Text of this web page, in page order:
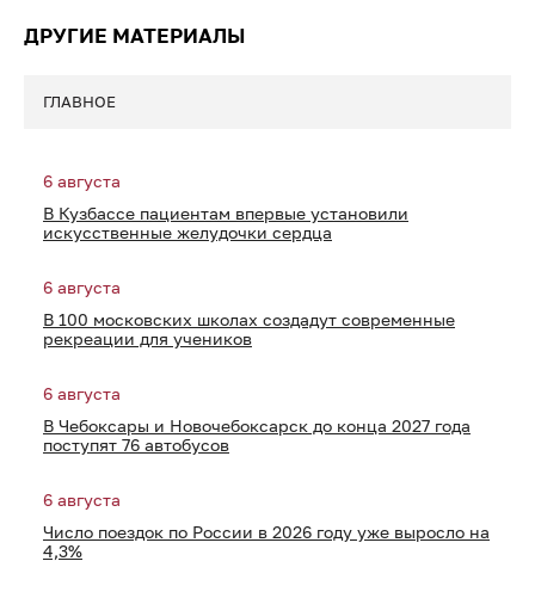
ДРУГИЕ МАТЕРИАЛЫ
ГЛАВНОЕ
6 августа
В Кузбассе пациентам впервые установили
искусственные желудочки сердца
6 августа
В 100 московских школах создадут современные
рекреации для учеников
6 августа
В Чебоксары и Новочебоксарск до конца 2027 года
поступят 76 автобусов
6 августа
Число поездок по России в 2026 году уже выросло на
4,3%